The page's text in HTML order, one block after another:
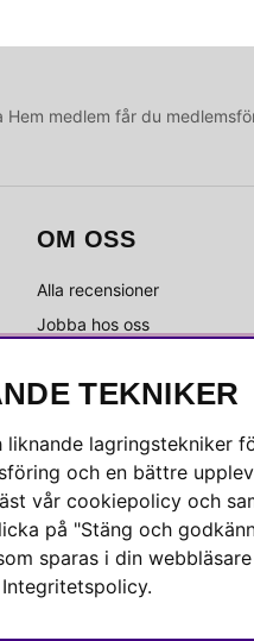
Hem medlem får du
OM OSS
Alla recensioner
Jobba hos oss
Kundservice
Press & media
TEKNIKER
liknande lagringstekniker
och en bättre
vår cookiepolicy och
på "Stäng och
sparas i din
Integritetspolicy.